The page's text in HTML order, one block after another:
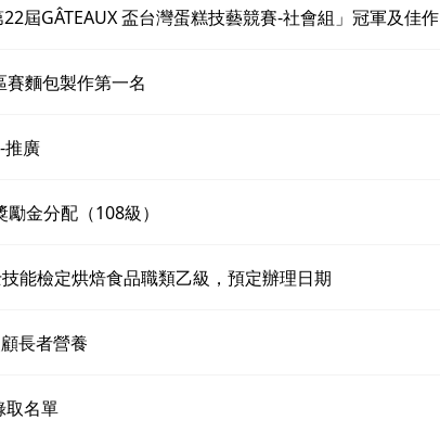
屆GÂTEAUX 盃台灣蛋糕技藝競賽-社會組」冠軍及佳作
麵包製作第一名
推廣
金分配（108級）
能檢定烘焙食品職類乙級，預定辦理日期
長者營養
取名單